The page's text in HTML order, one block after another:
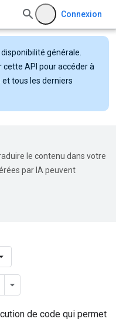
Connexion
générale.
API pour accéder à
tous les derniers
le contenu dans votre
par IA peuvent
de code qui permet